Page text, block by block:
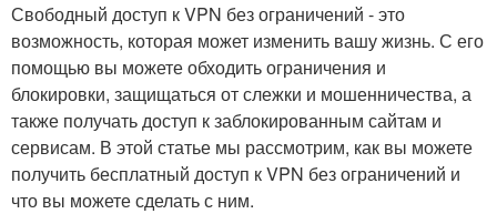
Свободный доступ к VPN без ограничений - это
возможность, которая может изменить вашу жизнь. С его
помощью вы можете обходить ограничения и
блокировки, защищаться от слежки и мошенничества, а
также получать доступ к заблокированным сайтам и
сервисам. В этой статье мы рассмотрим, как вы можете
получить бесплатный доступ к VPN без ограничений и
что вы можете сделать с ним.